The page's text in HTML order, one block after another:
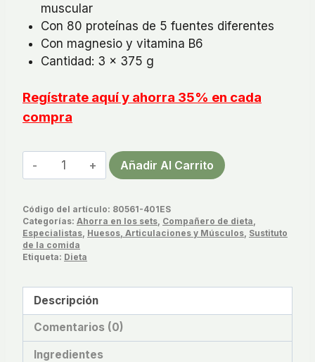
muscular
Con 80 proteínas de 5 fuentes diferentes
Con magnesio y vitamina B6
Cantidad: 3 x 375 g
Regístrate aquí y ahorra 35% en cada
compra
Proteina
en
Vainilla
cantidad
Añadir Al Carrito
Código del artículo: 80561-401ES
Categorías: Ahorra en los sets, Compañero de dieta,
Especialistas, Huesos, Articulaciones y Músculos, Sustituto
de la comida
Etiqueta: Dieta
Descripción
Comentarios (0)
Ingredientes